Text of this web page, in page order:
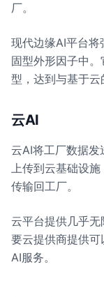
厂。
现代边缘AI平台将
固型外形因子中
型，达到与基于云
云AI
云AI将工厂数据发
上传到云基础设
传输回工厂。
云平台提供几乎
要云提供商提供
AI服务。